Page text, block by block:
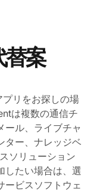
替案
リをお探しの場
は複数の通信チ
ール、ライブチャ
ター、ナレッジベ
ソリューション
したい場合は、選
ービスソフトウェ